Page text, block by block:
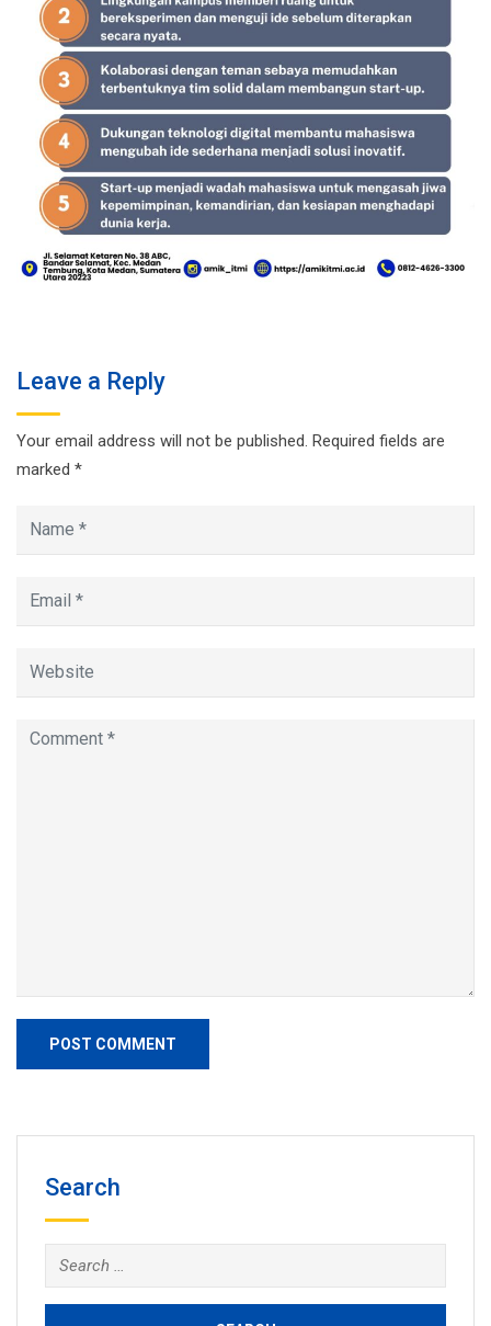
Leave a Reply
Your email address will not be published. Required fields are
marked *
Search
Search
for: